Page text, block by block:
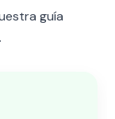
guía
.